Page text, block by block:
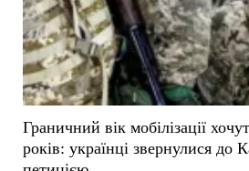
Граничний вік мобілізації
років: українці звернулися до